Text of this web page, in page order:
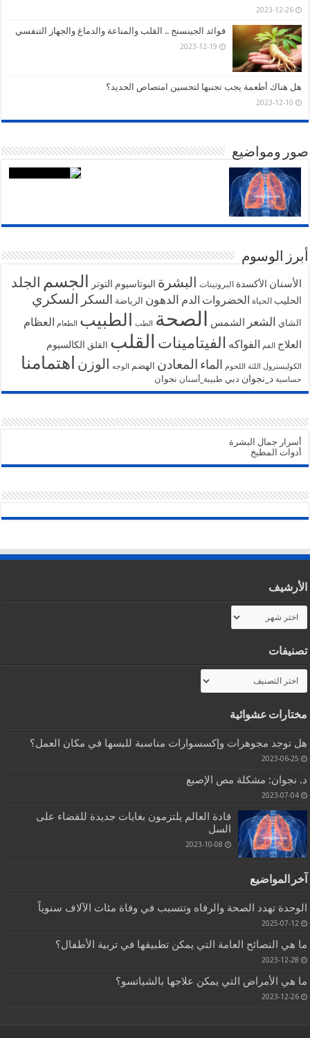
2023-12-26
فوائد الجينسنج .. القلب والمناعة والدماغ والجهاز التنفسي
2023-12-19
هل هناك أطعمة يجب تجنبها لتحسين امتصاص الحديد؟
2023-12-10
صور ومواضيع
أبرز الوسوم
الأسنان الأكسدة البروتينات البشرة البوتاسيوم التوتر الجسم الجلد
الحليب الحياة الخضروات الدم الدهون الرياضة السكر السكري
الشاي الشعر الشمس الصحة الطب الطبيب الطعام
العظام
العلاج الفم الفواكه الفيتامينات القلب القلق الكالسيوم
الكوليسترول اللثة اللحوم الماء المعادن الهضم الوجه الوزن اهتمامنا
حساسية د_نجوان دبي طبيبة_أسنان نجوان
أسرار جمال البشرة
أدوات المطبخ
الأرشيف
الأرشيف
تصنيفات
تصنيفات
مختارات عشوائية
هل توجد مجوهرات وإكسسوارات مناسبة للبسها في مكان العمل؟
2023-06-25
د. نجوان: مشكلة مص الإصبع
2023-07-04
قادة العالم يلتزمون بغايات جديدة للقضاء على
السل
2023-10-08
آخر المواضيع
الوحدة تهدد الصحة والرفاه وتتسبب في وفاة مئات الآلاف سنوياً
2025-07-12
ما هي النصائح العامة التي يمكن تطبيقها في تربية الأطفال؟
2023-12-28
ما هي الأمراض التي يمكن علاجها بالشياتسو؟
2023-12-26